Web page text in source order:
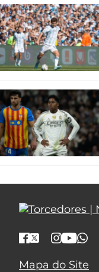
Mapa do Site